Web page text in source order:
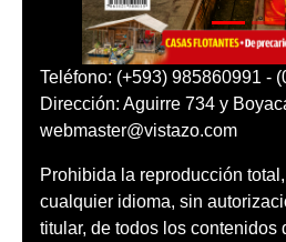
Teléfono: (+593) 985860991 -
Dirección: Aguirre 734 y
webmaster@vistazo.com
Prohibida la reproducción
cualquier idioma, sin
titular, de todos los contenidos